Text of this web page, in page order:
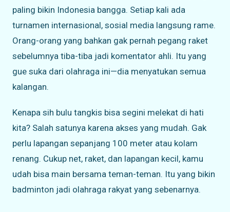
paling bikin Indonesia bangga. Setiap kali ada
turnamen internasional, sosial media langsung rame.
Orang-orang yang bahkan gak pernah pegang raket
sebelumnya tiba-tiba jadi komentator ahli. Itu yang
gue suka dari olahraga ini—dia menyatukan semua
kalangan.
Kenapa sih bulu tangkis bisa segini melekat di hati
kita? Salah satunya karena akses yang mudah. Gak
perlu lapangan sepanjang 100 meter atau kolam
renang. Cukup net, raket, dan lapangan kecil, kamu
udah bisa main bersama teman-teman. Itu yang bikin
badminton jadi olahraga rakyat yang sebenarnya.